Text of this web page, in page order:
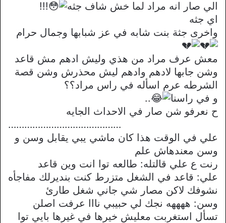
الي صار انه مراد لما خش شاف جثه
!!!
اي جثه
واخرى جثة بنت شابه في عز شبابها وجمال حرام
معش عرف مراد من هذي وليش ادهم مش قاعد
وشن جابها لادهم وادهم ليش محذرش وشن قصة
الشرطه عرم اسأله في راس مراد؟؟
و في راسنا
..
ح نعرفو شن صار في الاحداث الجايه
……………………………………
علي في الوقت هذا كان ماشي يبي يقابل وسن و
وسن معندهاش علم
رنت ع علي قالتله: طالعه توا انت وين قاعد
علي: قاعد في الشغل متزرط كنت بنديرلك مفاجأه
نشوفك لاكن مصار شي جاني شغل طارئ
وسن: ههههه نجك لي حبيبي نااا عرفت اصلن
تسأل استغربت معليش خيرها في غيرها بايي توا